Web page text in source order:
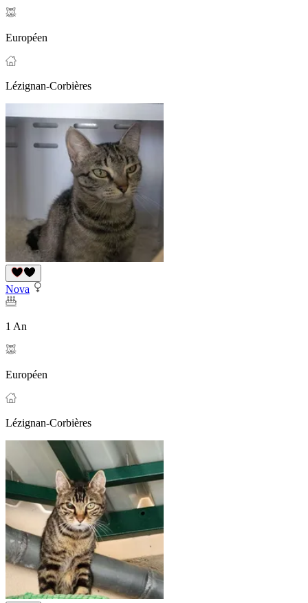
Européen
Lézignan-Corbières
Nova
1 An
Européen
Lézignan-Corbières